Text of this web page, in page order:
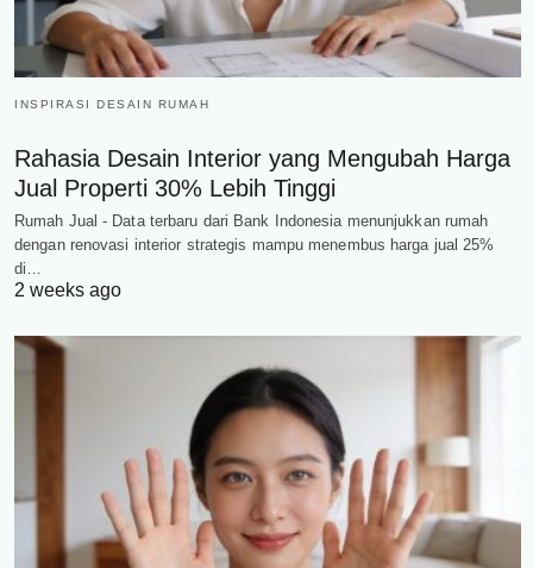
INSPIRASI DESAIN RUMAH
Rahasia Desain Interior yang Mengubah Harga
Jual Properti 30% Lebih Tinggi
Rumah Jual - Data terbaru dari Bank Indonesia menunjukkan rumah
dengan renovasi interior strategis mampu menembus harga jual 25%
di…
2 weeks ago